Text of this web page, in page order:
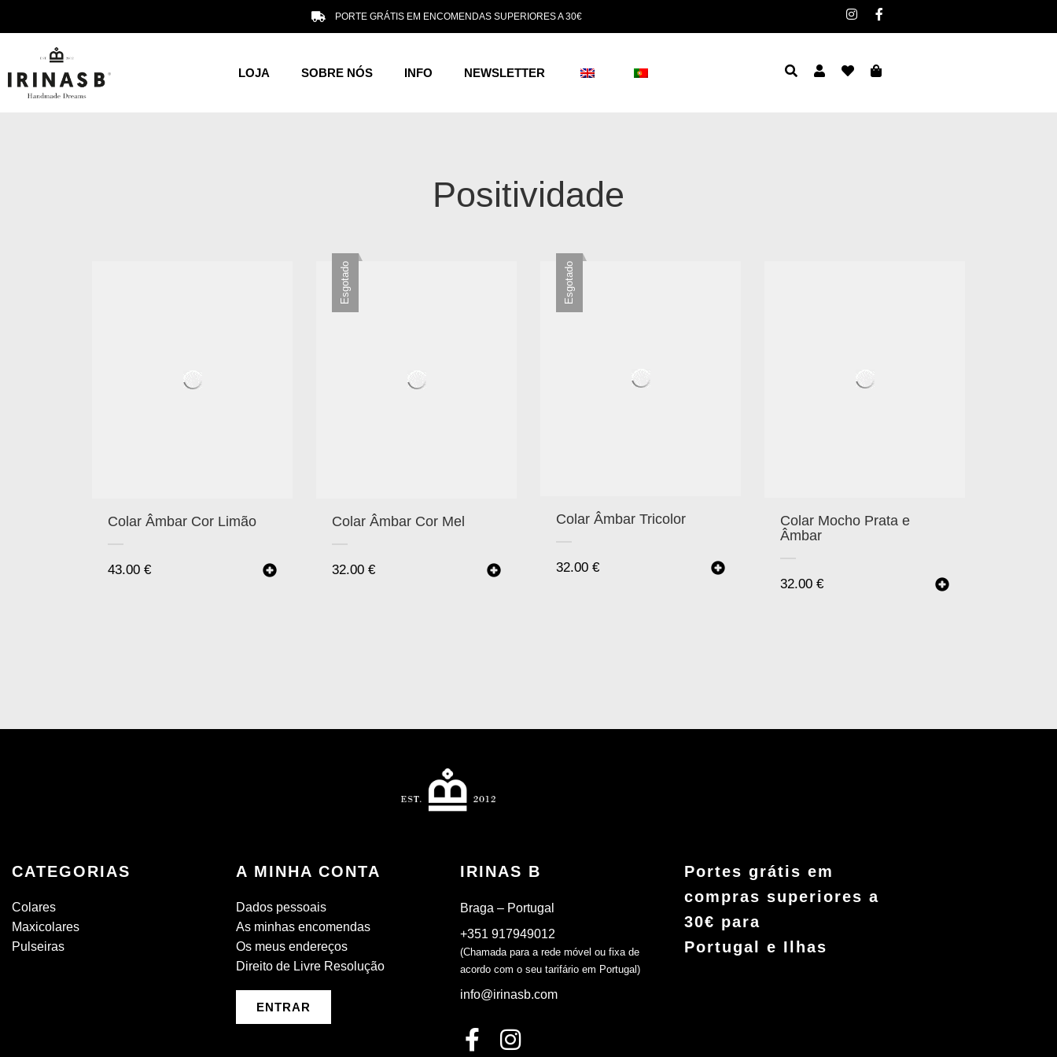
PORTE GRÁTIS EM ENCOMENDAS SUPERIORES A 30€
LOJA SOBRE NÓS INFO NEWSLETTER
Positividade
Colar Âmbar Cor Limão
43.00 €
Esgotado
Colar Âmbar Cor Mel
32.00 €
Esgotado
Colar Âmbar Tricolor
32.00 €
Colar Mocho Prata e
Âmbar
32.00 €
CATEGORIAS
Colares
Maxicolares
Pulseiras
A MINHA CONTA
Dados pessoais
As minhas encomendas
Os meus endereços
Direito de Livre Resolução
ENTRAR
IRINAS B
Braga – Portugal
+351 917949012
(Chamada para a rede móvel ou fixa de
acordo com o seu tarifário em Portugal)
info@irinasb.com
Portes grátis em
compras superiores a
30€ para
Portugal e Ilhas